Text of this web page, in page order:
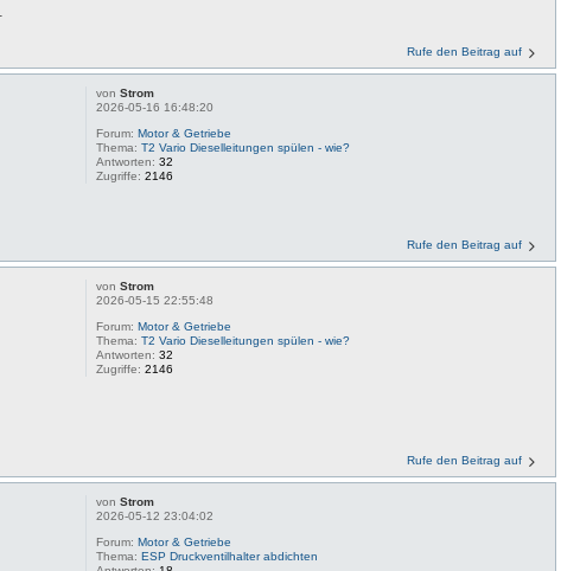
Rufe den Beitrag auf
vonStrom
2026-05-16 16:48:20
Forum:Motor & Getriebe
Thema:T2 Vario Dieselleitungen spülen - wie?
Antworten:32
Zugriffe:2146
Rufe den Beitrag auf
vonStrom
2026-05-15 22:55:48
Forum:Motor & Getriebe
Thema:T2 Vario Dieselleitungen spülen - wie?
Antworten:32
Zugriffe:2146
Rufe den Beitrag auf
vonStrom
2026-05-12 23:04:02
Forum:Motor & Getriebe
Thema:ESP Druckventilhalter abdichten